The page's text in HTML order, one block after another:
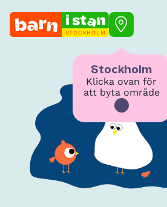
STOCKHOLM
Stockholm
Klicka ovan för
att byta område